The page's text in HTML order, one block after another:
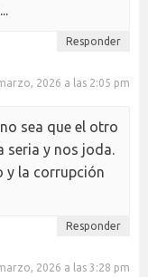
Responder
2026 a las 2:05 pm
sea que el otro
seria y nos joda.
y la corrupción
Responder
2026 a las 3:28 pm